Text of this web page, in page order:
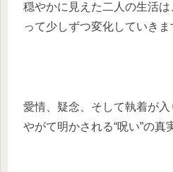
穏やかに見えた二人の生活
って少しずつ変化していきま
愛情、疑念、そして執着が入
やがて明かされる“呪い”の真